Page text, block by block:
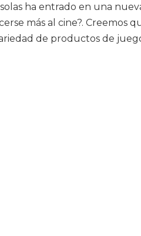
ha entrado en una
más al cine?.
de productos de